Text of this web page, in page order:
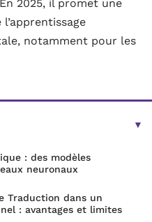
2025, il promet une
notamment pour les
: des modèles
neuronaux
Traduction dans un
: avantages et limites